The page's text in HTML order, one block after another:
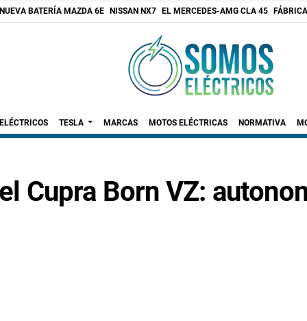
NUEVA BATERÍA MAZDA 6E NISSAN NX7 EL MERCEDES-AMG CLA 45
TESLA MARCAS MOTOS ELÉCTRICAS NORMATIVA
Cupra Born VZ: